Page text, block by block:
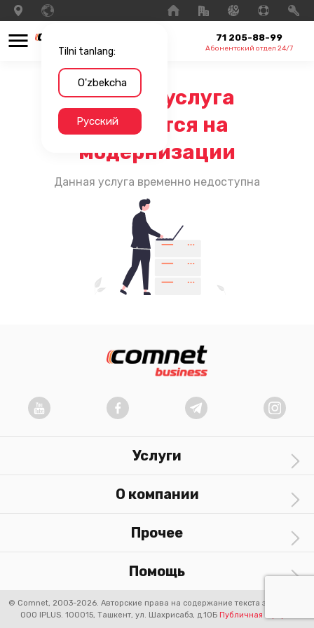
Tilni tanlang:
O'zbekcha
Русский
71 205-88-99
Абонентский отдел 24/7
Данная услуга
находится на
модернизации
Данная услуга временно недоступна
Услуги
О компании
Прочее
Помощь
© Comnet, 2003-2026. Авторские права на содержание текста защищены.
OOO IPLUS. 100015, Ташкент, ул. Шахрисабз, д.10БПубличная оферта